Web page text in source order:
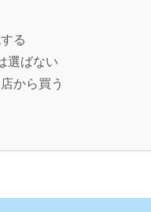
る
選ばない
から買う